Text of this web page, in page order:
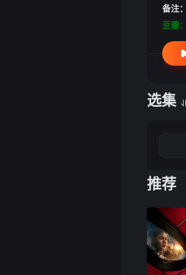
备注：
豆瓣：
选集
推荐